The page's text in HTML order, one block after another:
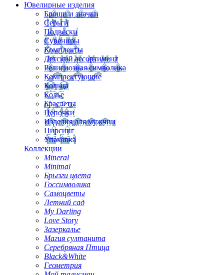
Ювелирные изделия
Броши и значки
Серьги
Подвески
Сувениры
Комплекты
Детский ассортимент
Религиозная символика
Комплектующие
Кольца
Колье
Браслеты
Цепочки
Изделия для мужчин
Пирсинг
Упаковка
Коллекции
Mineral
Minimal
Брызги цвета
Госсимволика
Самоцветы
Летний сад
My Darling
Love Story
Зазеркалье
Магия султанита
Серебряная Птица
Black&White
Геометрия